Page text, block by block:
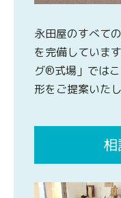
永田屋のすべて
を完備していま
グ®式場」では
形をご提案いたし